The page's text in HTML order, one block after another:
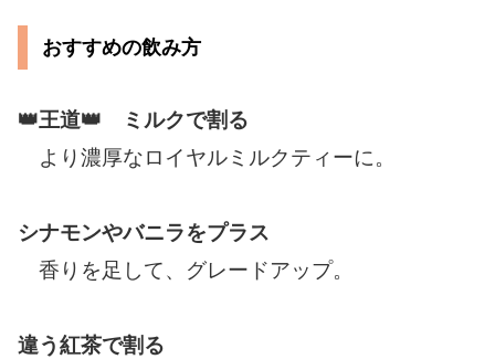
おすすめの飲み方
👑王道👑 ミルクで割る
より濃厚なロイヤルミルクティーに。
シナモンやバニラをプラス
香りを足して、グレードアップ。
違う紅茶で割る